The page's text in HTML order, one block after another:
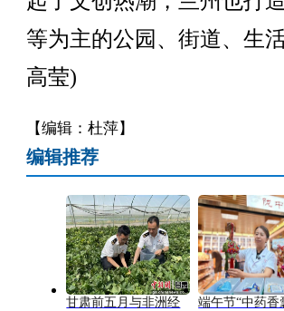
等为主的公园、街道、生
高莹)
【编辑：杜萍】
编辑推荐
甘肃前五月与非洲经
端午节“中药香